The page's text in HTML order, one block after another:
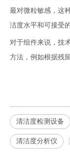
最对微粒敏感，这
洁度水平和可接受
对于组件来说，技
方法，例如根据残
清洁度检测设备
清洁度分析仪